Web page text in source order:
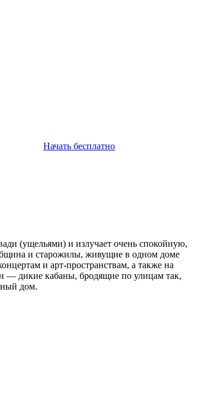
Начать бесплатно
(ущельями) и излучает очень спокойную,
община и старожилы, живущие в одном доме
и арт-пространствам, а также на
— дикие кабаны, бродящие по улицам так,
дом.